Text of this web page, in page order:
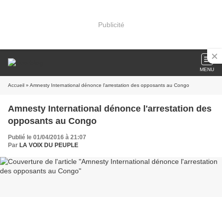
Publicité
MENU
Accueil » Amnesty International dénonce l'arrestation des opposants au Congo
Amnesty International dénonce l'arrestation des
opposants au Congo
Publié le 01/04/2016 à 21:07
Par LA VOIX DU PEUPLE